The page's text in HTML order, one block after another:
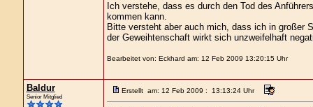
Ich verstehe, dass es durch den Tod des
kommen kann.
Bitte versteht aber auch mich, dass ich in großer
der Geweihtenschaft wirkt sich unzweifelhaft
Bearbeitet von: Eckhard am: 12 Feb 2009 13:20:15 Uhr
Baldur
Senior Mitglied
Erstellt am: 12 Feb 2009 : 13:13:24 Uhr